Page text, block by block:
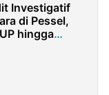
Investigatif
di Pessel,
hingga